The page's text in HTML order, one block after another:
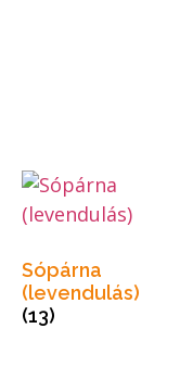
Sópárna
(levendulás)
(13)